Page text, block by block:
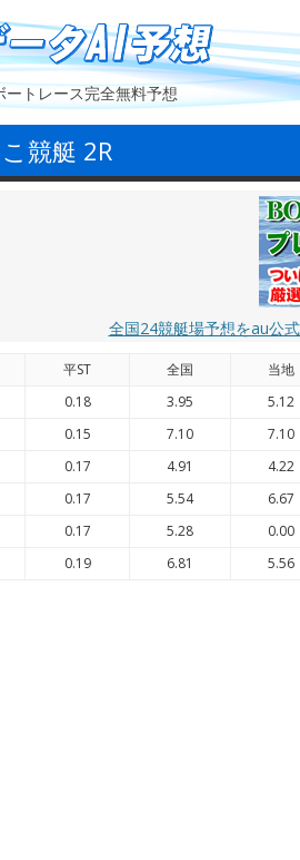
トレース完全無料予想
競艇 2R
全国24競艇場予想をau公
平ST 全国 当地
0.18 3.95 5.12
0.15 7.10 7.10
0.17 4.91 4.22
0.17 5.54 6.67
0.17 5.28 0.00
0.19 6.81 5.56